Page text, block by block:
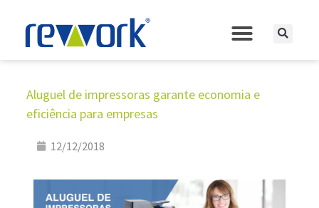
Aluguel de impressoras garante economia e
eficiência para empresas
12/12/2018